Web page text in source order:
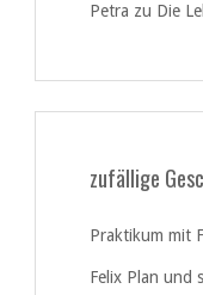
Petra zu Die
zufällige
Praktikum mit
Felix Plan und